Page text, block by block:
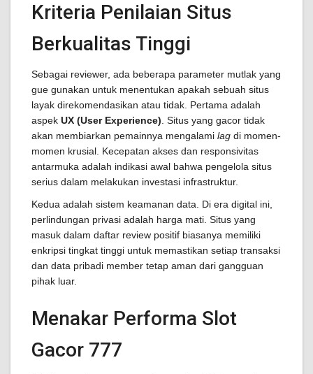
Kriteria Penilaian Situs
Berkualitas Tinggi
Sebagai reviewer, ada beberapa parameter mutlak yang
gue gunakan untuk menentukan apakah sebuah situs
layak direkomendasikan atau tidak. Pertama adalah
aspek UX (User Experience) . Situs yang gacor tidak
akan membiarkan pemainnya mengalami lag di momen-
momen krusial. Kecepatan akses dan responsivitas
antarmuka adalah indikasi awal bahwa pengelola situs
serius dalam melakukan investasi infrastruktur.
Kedua adalah sistem keamanan data. Di era digital ini,
perlindungan privasi adalah harga mati. Situs yang
masuk dalam daftar review positif biasanya memiliki
enkripsi tingkat tinggi untuk memastikan setiap transaksi
dan data pribadi member tetap aman dari gangguan
pihak luar.
Menakar Performa Slot
Gacor 777